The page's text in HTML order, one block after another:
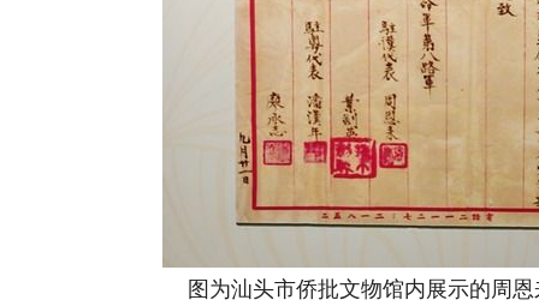
图为汕头市侨批文物馆内展示的周恩